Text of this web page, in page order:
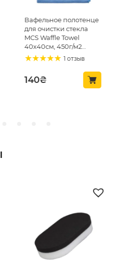
Вафельное полотенце
для очистки стекла
MCS Waffle Towel
40х40см, 450г/м2
(MCS24)
1 отзыв
140₴